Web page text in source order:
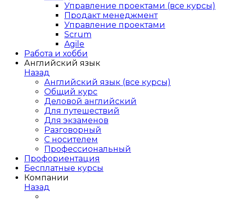
Управление проектами (все курсы)
Продакт менеджмент
Управление проектами
Scrum
Agile
Работа и хобби
Английский язык
Назад
Английский язык (все курсы)
Общий курс
Деловой английский
Для путешествий
Для экзаменов
Разговорный
С носителем
Профессиональный
Профориентация
Бесплатные курсы
Компании
Назад